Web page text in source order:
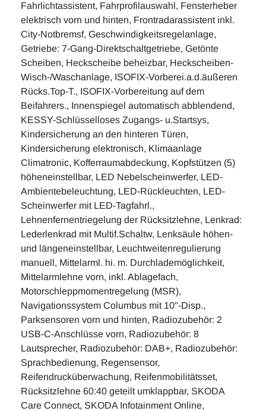
Fahrlichtassistent, Fahrprofilauswahl, Fensterheber
elektrisch vorn und hinten, Frontradarassistent inkl.
City-Notbremsf, Geschwindigkeitsregelanlage,
Getriebe: 7-Gang-Direktschaltgetriebe, Getönte
Scheiben, Heckscheibe beheizbar, Heckscheiben-
Wisch-/Waschanlage, ISOFIX-Vorberei.a.d.äußeren
Rücks.Top-T., ISOFIX-Vorbereitung auf dem
Beifahrers., Innenspiegel automatisch abblendend,
KESSY-Schlüsselloses Zugangs- u.Startsys,
Kindersicherung an den hinteren Türen,
Kindersicherung elektronisch, Klimaanlage
Climatronic, Kofferraumabdeckung, Kopfstützen (5)
höheneinstellbar, LED Nebelscheinwerfer, LED-
Ambientebeleuchtung, LED-Rückleuchten, LED-
Scheinwerfer mit LED-Tagfahrl.,
Lehnenfernentriegelung der Rücksitzlehne, Lenkrad:
Lederlenkrad mit Multif.Schaltw, Lenksäule höhen-
und längeneinstellbar, Leuchtweitenregulierung
manuell, Mittelarml. hi. m. Durchlademöglichkeit,
Mittelarmlehne vorn, inkl. Ablagefach,
Motorschleppmomentregelung (MSR),
Navigationssystem Columbus mit 10"-Disp.,
Parksensoren vorn und hinten, Radiozubehör: 2
USB-C-Anschlüsse vorn, Radiozubehör: 8
Lautsprecher, Radiozubehör: DAB+, Radiozubehör:
Sprachbedienung, Regensensor,
Reifendrucküberwachung, Reifenmobilitätsset,
Rücksitzlehne 60:40 geteilt umklappbar, SKODA
Care Connect, SKODA Infotainment Online,